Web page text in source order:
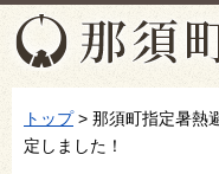
トップ> 那須町指定暑熱
定しました！